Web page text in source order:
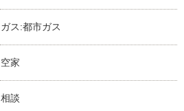
ガス:都市ガス
空家
相談